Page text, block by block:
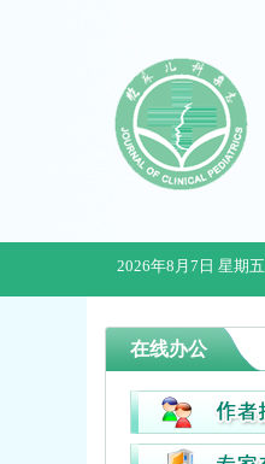
2026年8月7日 星期五
在线办公